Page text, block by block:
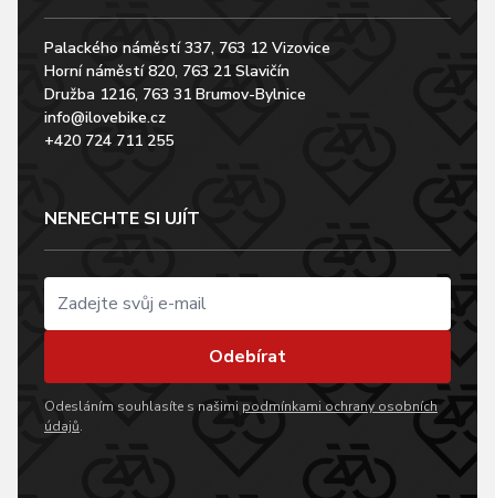
Palackého náměstí 337, 763 12 Vizovice
Horní náměstí 820, 763 21 Slavičín
Družba 1216, 763 31 Brumov-Bylnice
info@ilovebike.cz
+420 724 711 255
NENECHTE SI UJÍT
Odebírat
Odesláním souhlasíte s našimi podmínkami ochrany osobních
údajů.